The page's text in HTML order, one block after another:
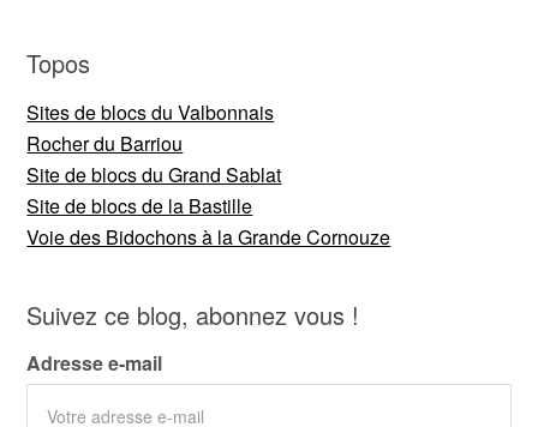
Topos
Sites de blocs du Valbonnais
Rocher du Barriou
Site de blocs du Grand Sablat
Site de blocs de la Bastille
Voie des Bidochons à la Grande Cornouze
Suivez ce blog, abonnez vous !
Adresse e-mail